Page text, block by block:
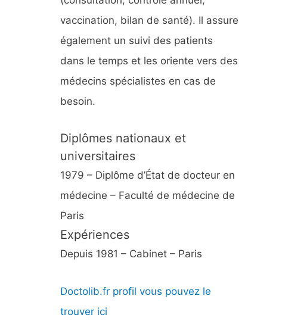
vaccination, bilan de santé). Il assure
également un suivi des patients
dans le temps et les oriente vers des
médecins spécialistes en cas de
besoin.
Diplômes nationaux et
universitaires
1979 – Diplôme d’État de docteur en
médecine – Faculté de médecine de
Paris
Expériences
Depuis 1981 – Cabinet – Paris
Doctolib.fr profil vous pouvez le
trouver ici